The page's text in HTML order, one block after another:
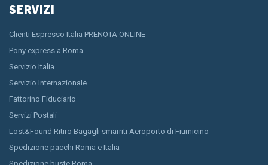
SERVIZI
Clienti Espresso Italia PRENOTA ONLINE
Pony express a Roma
Servizio Italia
Servizio Internazionale
Fattorino Fiduciario
Servizi Postali
Lost&Found Ritiro Bagagli smarriti Aeroporto di Fiumicino
Spedizione pacchi Roma e Italia